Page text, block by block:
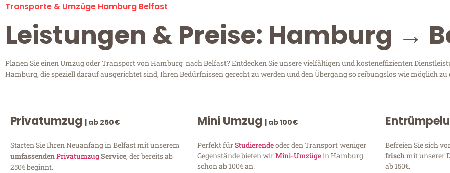
Transporte & Umzüge Hamburg Belfast
Leistungen & Preise: Hamburg →
Planen Sie einen Umzug oder Transport von Hamburg nach Belfast? Entdecken Sie unsere vielfältigen und kosteneffizienten
Hamburg, die speziell darauf ausgerichtet sind, Ihren Bedürfnissen gerecht zu werden und den Übergang so reibungslos wie möglich zu
Privatumzug | ab 250€
Starten Sie Ihren Neuanfang in Belfast mit unserem
umfassendenPrivatumzugService, der bereits ab
250€ beginnt.
Mini Umzug | ab 100€
Perfekt fürStudierendeoder den Transport weniger
Gegenstände bieten wirMini-Umzügein Hamburg
schon ab 100€ an.
Befreien Sie sich
frischmit unserer
ab 150€.